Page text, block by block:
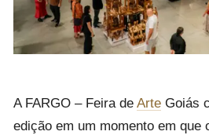
A FARGO – Feira de Arte Goiás
edição em um momento em que